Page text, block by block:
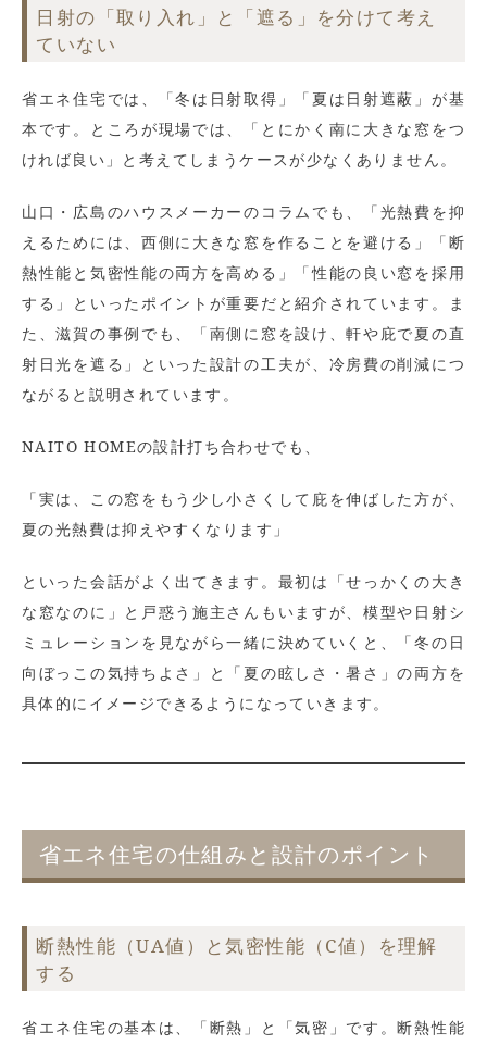
日射の「取り入れ」と「遮る」を分けて考え
ていない
省エネ住宅では、「冬は日射取得」「夏は日射遮蔽」が基
本です。ところが現場では、「とにかく南に大きな窓をつ
ければ良い」と考えてしまうケースが少なくありません。
山口・広島のハウスメーカーのコラムでも、「光熱費を抑
えるためには、西側に大きな窓を作ることを避ける」「断
熱性能と気密性能の両方を高める」「性能の良い窓を採用
する」といったポイントが重要だと紹介されています。ま
た、滋賀の事例でも、「南側に窓を設け、軒や庇で夏の直
射日光を遮る」といった設計の工夫が、冷房費の削減につ
ながると説明されています。
NAITO HOMEの設計打ち合わせでも、
「実は、この窓をもう少し小さくして庇を伸ばした方が、
夏の光熱費は抑えやすくなります」
といった会話がよく出てきます。最初は「せっかくの大き
な窓なのに」と戸惑う施主さんもいますが、模型や日射シ
ミュレーションを見ながら一緒に決めていくと、「冬の日
向ぼっこの気持ちよさ」と「夏の眩しさ・暑さ」の両方を
具体的にイメージできるようになっていきます。
省エネ住宅の仕組みと設計のポイント
断熱性能（UA値）と気密性能（C値）を理解
する
省エネ住宅の基本は、「断熱」と「気密」です。断熱性能